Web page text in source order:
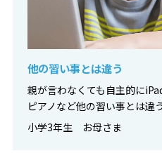
他の習い事とは違う
親が言わなくても自主的に
ピアノなど他の習い事とは違
小学3年生 お母さま